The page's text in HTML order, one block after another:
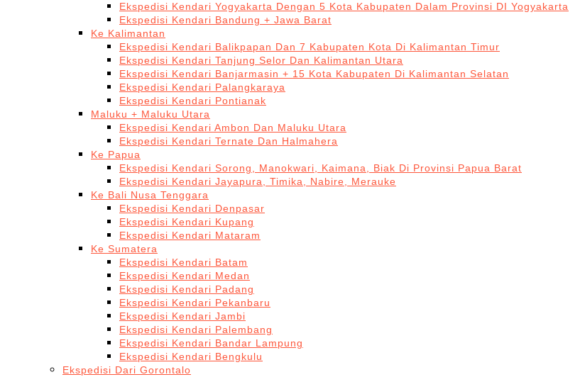
Ekspedisi Kendari Yogyakarta Dengan 5 Kota Kabupaten Dalam Provinsi DI Yogyakarta
Ekspedisi Kendari Bandung + Jawa Barat
Ke Kalimantan
Ekspedisi Kendari Balikpapan Dan 7 Kabupaten Kota Di Kalimantan Timur
Ekspedisi Kendari Tanjung Selor Dan Kalimantan Utara
Ekspedisi Kendari Banjarmasin + 15 Kota Kabupaten Di Kalimantan Selatan
Ekspedisi Kendari Palangkaraya
Ekspedisi Kendari Pontianak
Maluku + Maluku Utara
Ekspedisi Kendari Ambon Dan Maluku Utara
Ekspedisi Kendari Ternate Dan Halmahera
Ke Papua
Ekspedisi Kendari Sorong, Manokwari, Kaimana, Biak Di Provinsi Papua Barat
Ekspedisi Kendari Jayapura, Timika, Nabire, Merauke
Ke Bali Nusa Tenggara
Ekspedisi Kendari Denpasar
Ekspedisi Kendari Kupang
Ekspedisi Kendari Mataram
Ke Sumatera
Ekspedisi Kendari Batam
Ekspedisi Kendari Medan
Ekspedisi Kendari Padang
Ekspedisi Kendari Pekanbaru
Ekspedisi Kendari Jambi
Ekspedisi Kendari Palembang
Ekspedisi Kendari Bandar Lampung
Ekspedisi Kendari Bengkulu
Ekspedisi Dari Gorontalo